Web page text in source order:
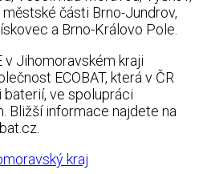
části Brno-Jundrov,
a Brno-Královo Pole.
v Jihomoravském kraji
ECOBAT, která v ČR
ve spolupráci
Bližší informace najdete na
kraj